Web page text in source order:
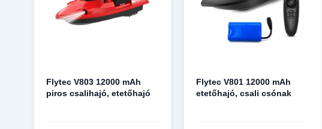
Flytec V803 12000 mAh
piros csalihajó, etetőhajó
Flytec V801 12000 mAh
etetőhajó, csali csónak